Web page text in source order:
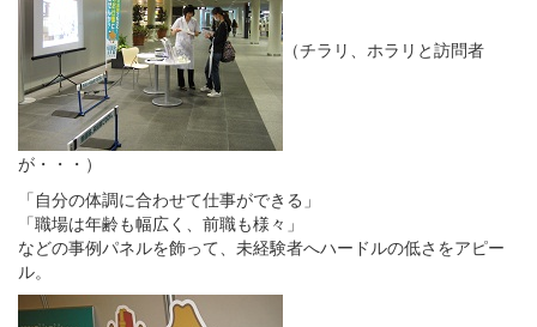
（チラリ、ホラリと訪問者
が・・・）
「自分の体調に合わせて仕事ができる」
「職場は年齢も幅広く、前職も様々」
などの事例パネルを飾って、未経験者へハードルの低さをアピー
ル。